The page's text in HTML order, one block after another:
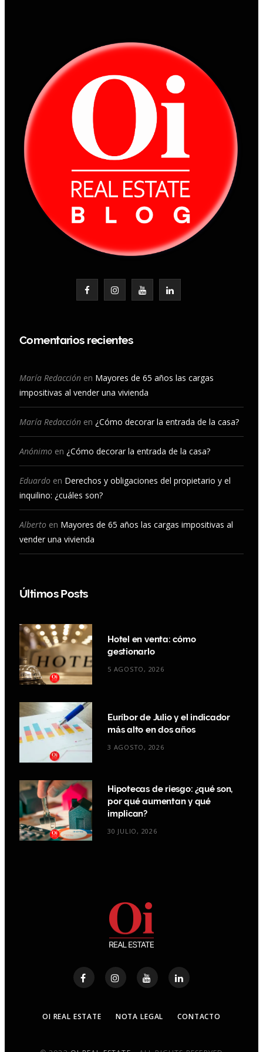
b
o
o
I
a
g
r
m
Y
u
b
e
L
e
I
Comentarios recientes
María Redacción en Mayores de 65 años las cargas
impositivas al vender una vivienda
María Redacción en ¿Cómo decorar la entrada de la casa?
Anónimo en ¿Cómo decorar la entrada de la casa?
Eduardo en Derechos y obligaciones del propietario y el
inquilino: ¿cuáles son?
Alberto en Mayores de 65 años las cargas impositivas al
vender una vivienda
Últimos Posts
Hotel en venta: cómo
gestionarlo
5 AGOSTO, 2026
Euríbor de Julio y el indicador
más alto en dos años
3 AGOSTO, 2026
Hipotecas de riesgo: ¿qué son,
por qué aumentan y qué
implican?
30 JULIO, 2026
OI REAL ESTATE NOTA LEGAL CONTACTO